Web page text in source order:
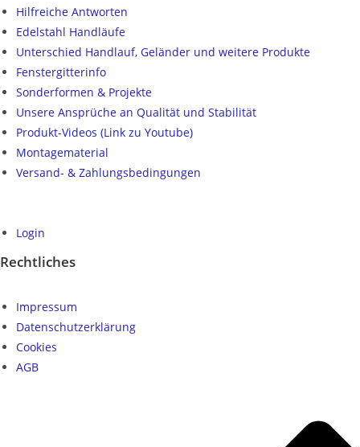
Hilfreiche Antworten
Edelstahl Handläufe
Unterschied Handlauf, Geländer und weitere Produkte
Fenstergitterinfo
Sonderformen & Projekte
Unsere Ansprüche an Qualität und Stabilität
Produkt-Videos (Link zu Youtube)
Montagematerial
Versand- & Zahlungsbedingungen
Login
Rechtliches
Impressum
Datenschutzerklärung
Cookies
AGB